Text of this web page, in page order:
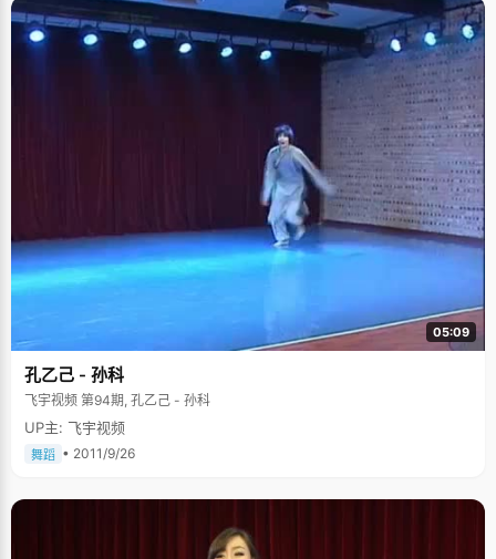
05:09
孔乙己 - 孙科
飞宇视频 第94期, 孔乙己 - 孙科
UP主: 飞宇视频
舞蹈 • 2011/9/26